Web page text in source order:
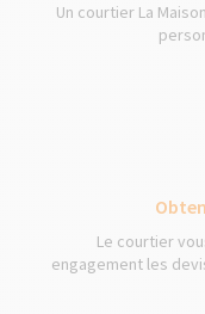
Un courtier La
Le courtier
engagement les